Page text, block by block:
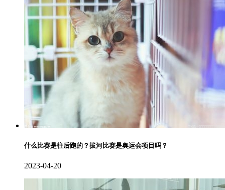
什么比赛是往后跑的？拔河比赛是奥运会项目吗？
2023-04-20